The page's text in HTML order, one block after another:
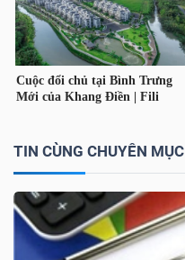
TIN CÙNG CHUYÊN MỤC
TÀI
CHÍNH
NHÂN
PHÂN
TÍCH